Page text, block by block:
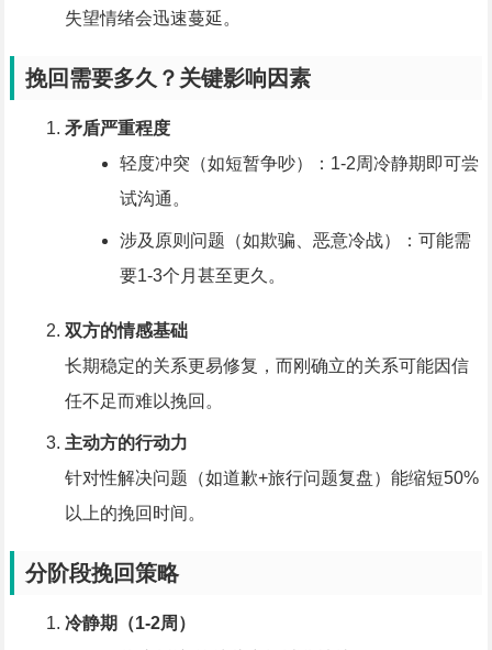
失望情绪会迅速蔓延。
挽回需要多久？关键影响因素
矛盾严重程度
轻度冲突（如短暂争吵）：1-2周冷静期即可尝
试沟通。
涉及原则问题（如欺骗、恶意冷战）：可能需
要1-3个月甚至更久。
双方的情感基础
长期稳定的关系更易修复，而刚确立的关系可能因信
任不足而难以挽回。
主动方的行动力
针对性解决问题（如道歉+旅行问题复盘）能缩短50%
以上的挽回时间。
分阶段挽回策略
冷静期（1-2周）